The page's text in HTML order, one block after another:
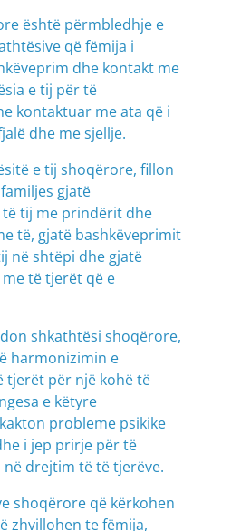
është përmbledhje e
që fëmija i
dhe kontakt me
e tij për të
kontaktuar me ata që i
dhe me sjellje.
e tij shoqërore, fillon
gjatë
tij me prindërit dhe
të, gjatë bashkëveprimit
në shtëpi dhe gjatë
të tjerët që e
shkathtësi shoqërore,
harmonizimin e
tjerët për një kohë të
e këtyre
probleme psikike
i jep prirje për të
drejtim të të tjerëve.
shoqërore që kërkohen
zhvillohen te fëmija,